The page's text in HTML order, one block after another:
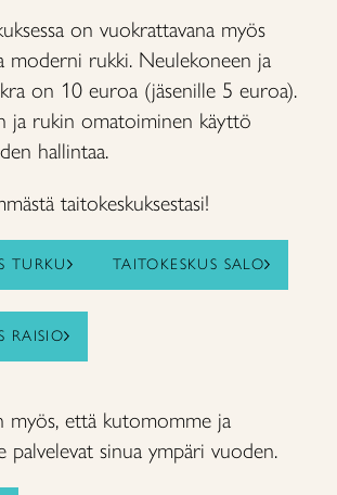
on vuokrattavana myös
moderni rukki. Neulekoneen ja
on 10 euroa (jäsenille 5 euroa).
ja rukin omatoiminen käyttö
hallintaa.
taitokeskuksestasi!
TURKU TAITOKESKUS SALO
RAISIO
myös, että kutomomme ja
palvelevat sinua ympäri vuoden.